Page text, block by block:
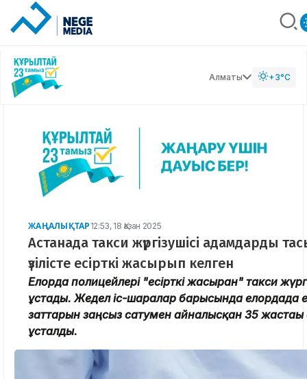
Алматы +3°C
ЖАҢАЛЫҚТАР 12:53, 18 Қазан 2025
Астанада такси жүргізушісі адамдарды
үзілісте есірткі жасырып келген
Елорда полицейлері "есірткі жасырған" такси
ұстады. Жедел іс-шаралар барысында елордада
заттарын заңсыз сатумен айналысқан 35
ұсталды.